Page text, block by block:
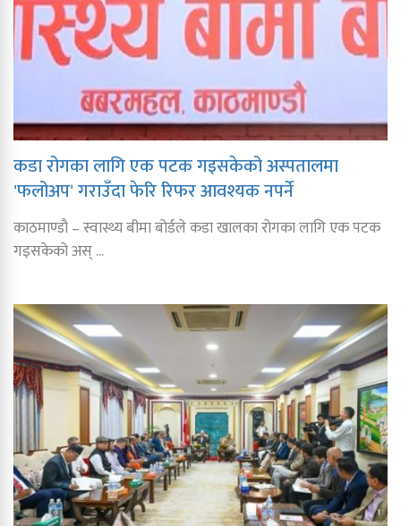
कडा रोगका लागि एक पटक गइसकेको अस्पतालमा
'फलोअप' गराउँदा फेरि रिफर आवश्यक नपर्ने
काठमाण्डाै – स्वास्थ्य बीमा बोर्डले कडा खालका रोगका लागि एक पटक
गइसकेको अस् ...